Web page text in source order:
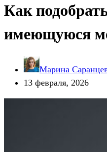
Как
имеющуюся
Марина
13 февраля, 2026